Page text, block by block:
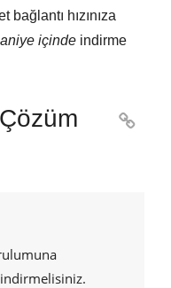
bağlantı hızınıza
içinde indirme
